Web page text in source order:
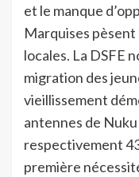
et le manque
Marquises
locales. La DSFE
migration des
vieillissement
antennes de
respectivement
première